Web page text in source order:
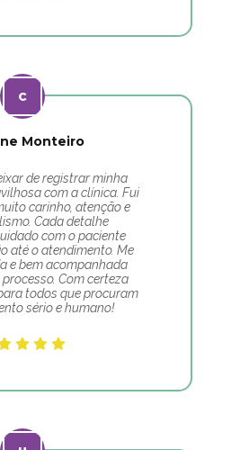
Monteiro
de registrar minha
com a clínica. Fui
carinho, atenção e
Cada detalhe
com o paciente
até o atendimento. Me
e bem acompanhada
Com certeza
todos que procuram
sério e humano!